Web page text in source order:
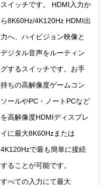
スイッチです。 HDMI入力か
ら8K60Hz/4K120Hz HDMI出
力へ、ハイビジョン映像と
デジタル音声をルーティン
グするスイッチです。お手
持ちの高解像度ゲームコン
ソールやPC・ノートPCなど
を高解像度HDMIディスプレ
イに最大8K60Hzまたは
4K120Hzで最も簡単に接続
することが可能です。
すべての入力にて最大